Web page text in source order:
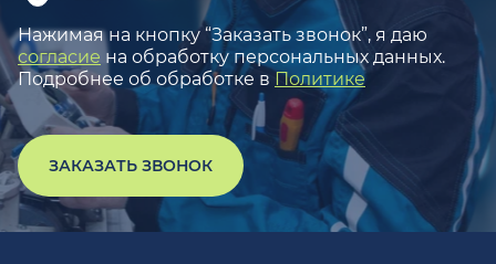
Нажимая на кнопку “Заказать звонок”, я даю
согласие на обработку персональных данных.
Подробнее об обработке в Политике
ЗАКАЗАТЬ ЗВОНОК